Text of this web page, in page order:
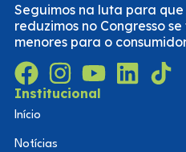
Seguimos na luta para que
reduzimos no Congresso
menores para o
Institucional
Início
Notícias